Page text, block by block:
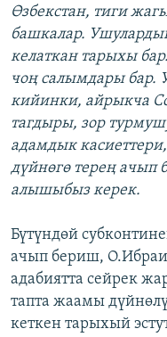
Өзбекстан, тиги
башкалар.
келаткан тарыхы
чоң салымдары бар.
кийинки, айрыкча
тагдыры, зор
адамдык
дүйнөгө терең ачып
алышыбыз керек.
Бүтүндөй
ачып бериш,
адабиятта сейрек
тапта жаамы
кеткен тарыхый